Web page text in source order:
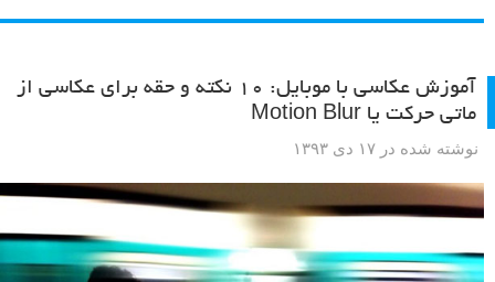
آموزش عکاسی با موبایل: ۱۰ نکته و حقه برای عکاسی از
ماتی حرکت یا Motion Blur
نوشته شده در ۱۷ دی ۱۳۹۳